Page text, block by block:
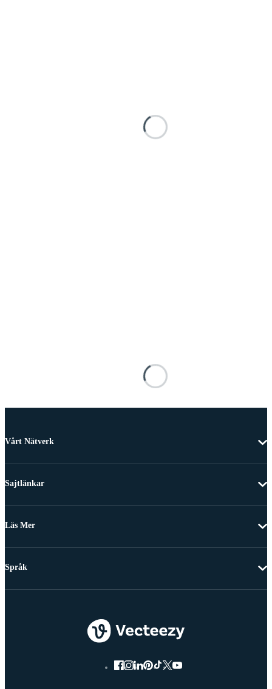
Vårt Nätverk
Sajtlänkar
Läs Mer
Språk